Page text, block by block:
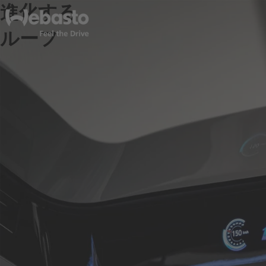
進化する
ルーフ